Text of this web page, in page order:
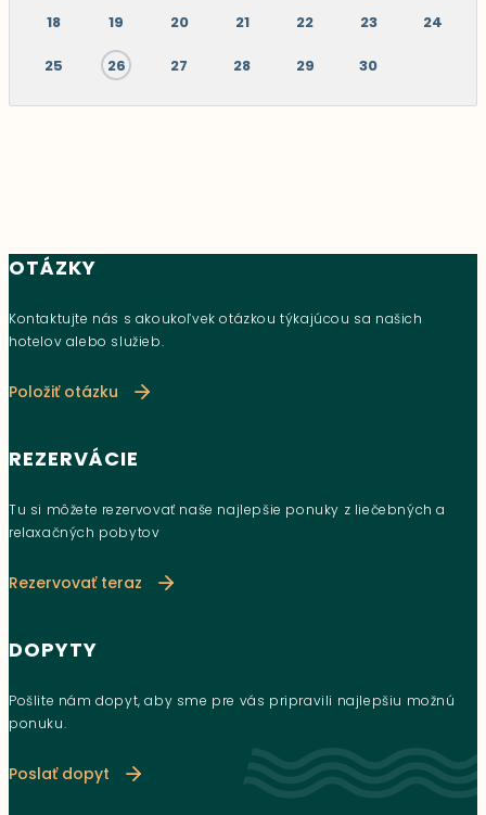
18 19 20 21 22 23 24
25 26 27 28 29 30
OTÁZKY
Kontaktujte nás s akoukoľvek otázkou týkajúcou sa našich
hotelov alebo služieb.
Položiť otázku
REZERVÁCIE
Tu si môžete rezervovať naše najlepšie ponuky z liečebných a
relaxačných pobytov
Rezervovať teraz
DOPYTY
Pošlite nám dopyt, aby sme pre vás pripravili najlepšiu možnú
ponuku.
Poslať dopyt